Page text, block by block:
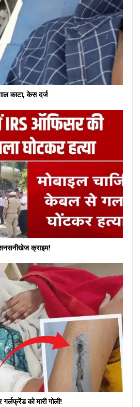
काटा, केस दर्ज
क्राइम!
को मारी गोली!